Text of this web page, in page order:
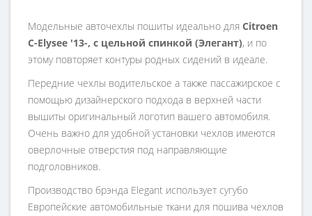
Модельные авточехлы пошиты идеально для Citroen
C-Elysee '13-, с цельной спинкой (Элегант), и по
этому повторяет контуры родных сидений в идеале.
Передние чехлы водительское а также пассажирское с
помощью дизайнерского подхода в верхней части
вышиты оригинальный логотип вашего автомобиля.
Очень важно для удобной установки чехлов имеются
оверлочные отверстия под направляющие
подголовников.
Производство брэнда Elegant использует сугубо
Европейские автомобильные ткани для пошива чехлов